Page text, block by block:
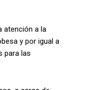
atención a la
y por igual a
para las